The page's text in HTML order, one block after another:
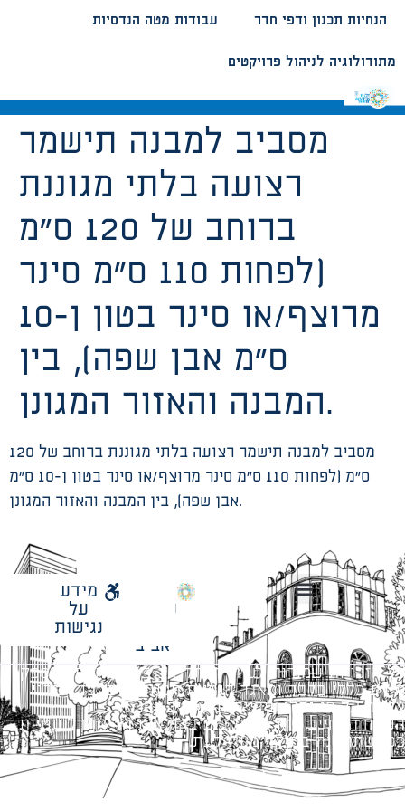
עבודות מטה הנדסיות הנחיות תכנון ודפי חדר
מתודולוגיה לניהול פרויקטים
מסביב למבנה תישמר
רצועה בלתי מגוננת
ברוחב של 120 ס”מ
(לפחות 110 ס”מ סינר
מרוצף/או סינר בטון ן-10
ס”מ אבן שפה), בין
המבנה והאזור המגונן.
מסביב למבנה תישמר רצועה בלתי מגוננת ברוחב של 120
ס”מ (לפחות 110 ס”מ סינר מרוצף/או סינר בטון ן-10 ס”מ
אבן שפה), בין המבנה והאזור המגונן.
עיריית
אביב
מידע
על
נגישות
כל הזכויות שמורות לעיריית תל-אביב-יפו. האתר מספק
מידע כללי בלבד ומאגד הנחיות תכנוניות בלבד למבני
ציבור על פי נהלי עיריית תל אביב-יפו.
הנוסח המחייב הוא זה הקבוע בהוראות הדין הרלוונטיות
כפי שתהיינה בתוקף מעת לעת.